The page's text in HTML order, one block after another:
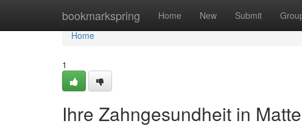
bookmarkspring Home New Submit
Home
Home
1
Ihre Zahngesundheit in